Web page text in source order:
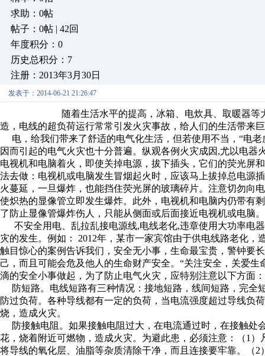
求助：0帖
帖子：0帖 | 42回
年度积分：0
历史总积分：7
注册：2013年3月30日
发表于：2014-06-21 21:26:47
随着生活水平的提高，冰箱、电炊具、取暖器等大功
造，电线的超负荷运行常常引发火灾事故，给人们的生活带来
电，给我们带来了舒适的电气化生活，但若使用不当，“电
因而引起的电气火灾也十分普遍。纵观各例火灾成因,尤以电
电视机和电脑着火，即使关掉电源，拔下插头，它们的荧光屏
法去做：电视机或电脑发生冒烟起火时，应该马上拔掉总电源
火蔓延，一旦爆炸，也能挡住荧光屏的玻璃碎片。注意切勿向
使炽热的显像管立即发生爆炸。此外，电视机和电脑内仍带有
了防止显像管爆炸伤人，只能从侧面或后面接近电视机或电脑。
不安全用电、乱拉乱接电源线,电线老化,违章使用大功率电
灾的发生。例如： 2012年，某市一家宾馆由于供电线路老化
触目惊心的案例告诉我们，安全无小事，生命最宝贵，警钟要
己，而且可能会危及他人的生命财产安全。“关注安全，关爱
滴的安全小事做起，为了防止电气火灾，应特别注意以下方面：
防短路。电线短路有三种情况：接地短路，线间短路，完全
防过负荷。各种导线都有一定的负荷，当电流强度超过导线负
烧，造成火灾。
防接触电阻。如果接触电阻过大，在电流通过时，在接触处
花，烧着附近可燃物，造成火灾。为避此患，必须注意：（1
将导线的氧化层、油脂等杂质清除干净，而且连接要牢靠。（